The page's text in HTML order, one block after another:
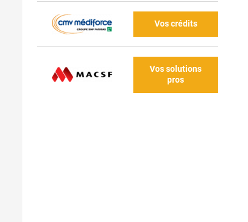
Vos crédits
Vos solutions
pros